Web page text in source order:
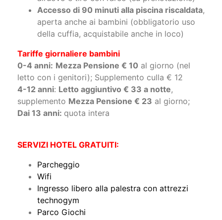
Accesso di 90 minuti alla piscina riscaldata,
aperta anche ai bambini (obbligatorio uso
della cuffia, acquistabile anche in loco)
Tariffe giornaliere bambini
0-4 anni: Mezza Pensione € 10 al giorno (nel
letto con i genitori); Supplemento culla € 12
4-12 anni: Letto aggiuntivo € 33 a notte,
supplemento Mezza Pensione € 23 al giorno;
Dai 13 anni: quota intera
SERVIZI HOTEL GRATUITI:
Parcheggio
Wifi
Ingresso libero alla palestra con attrezzi
technogym
Parco Giochi